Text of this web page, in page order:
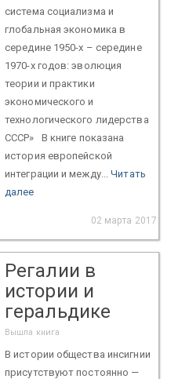
система социализма и
глобальная экономика в
середине 1950-х – середине
1970-х годов: эволюция
теории и практики
экономического и
технологического лидерства
СССР» В книге показана
история европейской
интеграции и между...Читать
далее
02 марта 2017
Регалии в
истории и
геральдике
Вышла книга
В истории общества инсигнии
присутствуют постоянно —